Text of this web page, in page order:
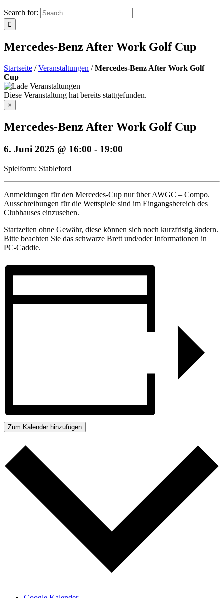
Search for:
Mercedes-Benz After Work Golf Cup
Startseite /Veranstaltungen /Mercedes-Benz After Work Golf
Cup
Diese Veranstaltung hat bereits stattgefunden.
×
Mercedes-Benz After Work Golf Cup
6. Juni 2025 @ 16:00 - 19:00
Spielform: Stableford
Anmeldungen für den Mercedes-Cup nur über AWGC – Compo.
Ausschreibungen für die Wettspiele sind im Eingangsbereich des
Clubhauses einzusehen.
Startzeiten ohne Gewähr, diese können sich noch kurzfristig ändern.
Bitte beachten Sie das schwarze Brett und/oder Informationen in
PC-Caddie.
Zum Kalender hinzufügen